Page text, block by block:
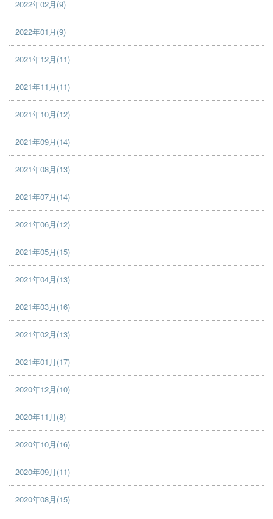
2022年02月(9)
2022年01月(9)
2021年12月(11)
2021年11月(11)
2021年10月(12)
2021年09月(14)
2021年08月(13)
2021年07月(14)
2021年06月(12)
2021年05月(15)
2021年04月(13)
2021年03月(16)
2021年02月(13)
2021年01月(17)
2020年12月(10)
2020年11月(8)
2020年10月(16)
2020年09月(11)
2020年08月(15)